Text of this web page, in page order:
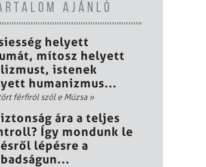
AJÁNLÓ
helyett
mítosz helyett
istenek
humanizmus...
férfiról szól e Múzsa»
ára a teljes
Így mondunk le
lépésre a